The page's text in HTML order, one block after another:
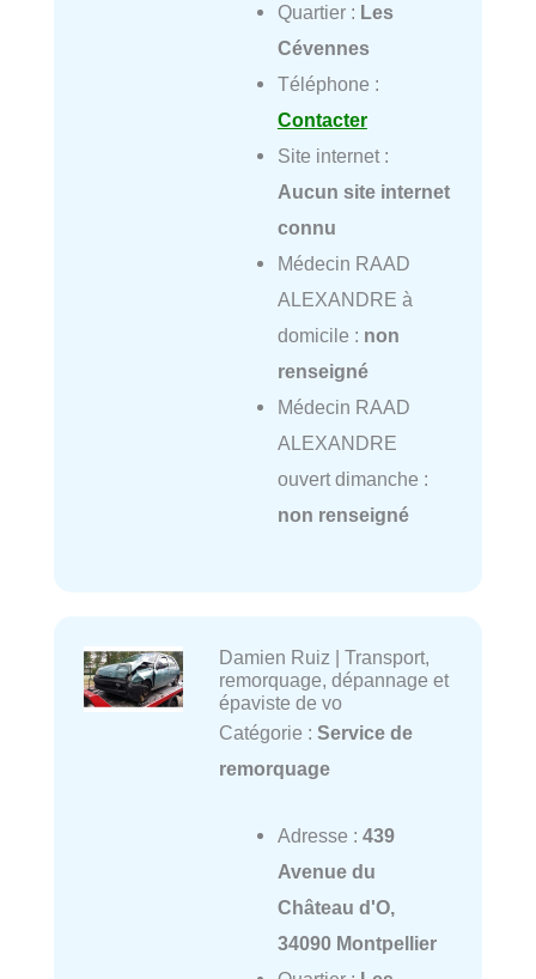
Quartier : Les
Cévennes
Téléphone :
Contacter
Site internet :
Aucun site internet
connu
Médecin RAAD
ALEXANDRE à
domicile : non
renseigné
Médecin RAAD
ALEXANDRE
ouvert dimanche :
non renseigné
Damien Ruiz | Transport,
remorquage, dépannage et
épaviste de vo
Catégorie : Service de
remorquage
Adresse : 439
Avenue du
Château d'O,
34090 Montpellier